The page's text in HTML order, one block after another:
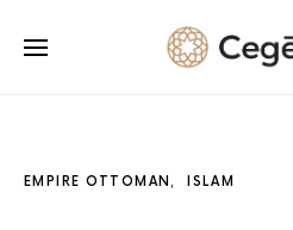
EMPIRE OTTOMAN ISLAM